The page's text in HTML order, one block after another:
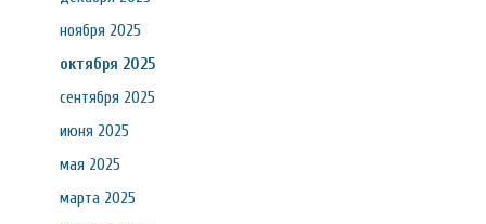
ноября 2025
октября 2025
сентября 2025
июня 2025
мая 2025
марта 2025